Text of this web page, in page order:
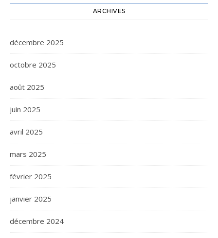
ARCHIVES
décembre 2025
octobre 2025
août 2025
juin 2025
avril 2025
mars 2025
février 2025
janvier 2025
décembre 2024